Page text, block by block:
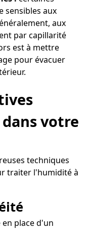
sensibles aux
aux
par capillarité
est à mettre
pour évacuer
votre
techniques
traiter l'humidité à
place d'un